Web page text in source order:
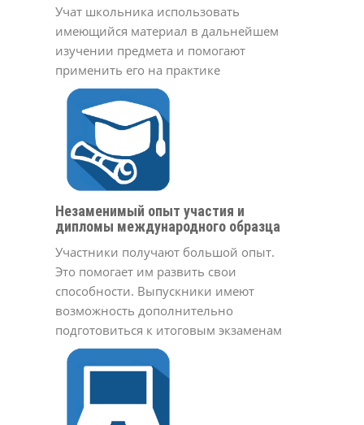
Учат школьника использовать
имеющийся материал в дальнейшем
изучении предмета и помогают
применить его на практике
Незаменимый опыт участия и
дипломы международного образца
Участники получают большой опыт.
Это помогает им развить свои
способности. Выпускники имеют
возможность дополнительно
подготовиться к итоговым экзаменам